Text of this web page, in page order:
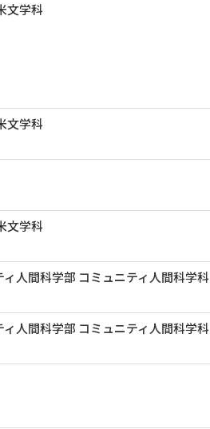
文学科
文学科
文学科
ィ人間科学部 コミュニティ人間科学科
ィ人間科学部 コミュニティ人間科学科